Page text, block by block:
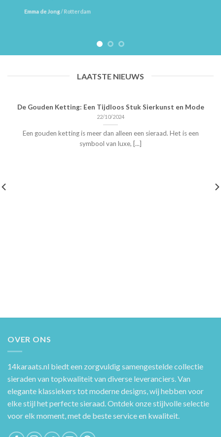
Emma de Jong/Rotterdam
LAATSTE NIEUWS
De Gouden Ketting: Een Tijdloos Stuk Sierkunst en Mode
22/10/2024
Een gouden ketting is meer dan alleen een sieraad. Het is een
symbool van luxe, [...]
OVER ONS
14karaats.nl biedt een zorgvuldig samengestelde collectie
sieraden van topkwaliteit van diverse leveranciers. Van
elegante klassiekers tot moderne designs, wij hebben voor
elke stijl het perfecte sieraad. Ontdek onze stijlvolle selectie
voor elk moment, met de beste service en kwaliteit.